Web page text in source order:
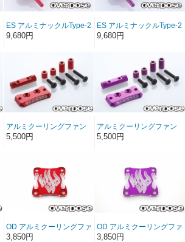
ES アルミナックルType-2
(For GALM シリーズ/ レッ
9,680円
ES アルミナックルType-2
(For GALM シリーズ/ パー
9,680円
アルミクーリングファン
マウント (For GALMシリ
ーズ/レッド)
5,500円
アルミクーリングファン
マウント (For GALMシリ
ーズ/パープル)
5,500円
OD アルミクーリングファ
ンカバーver.2 (30x30 用/
3,850円
OD アルミクーリングファ
ンカバーver.2 (30x30 用/
3,850円